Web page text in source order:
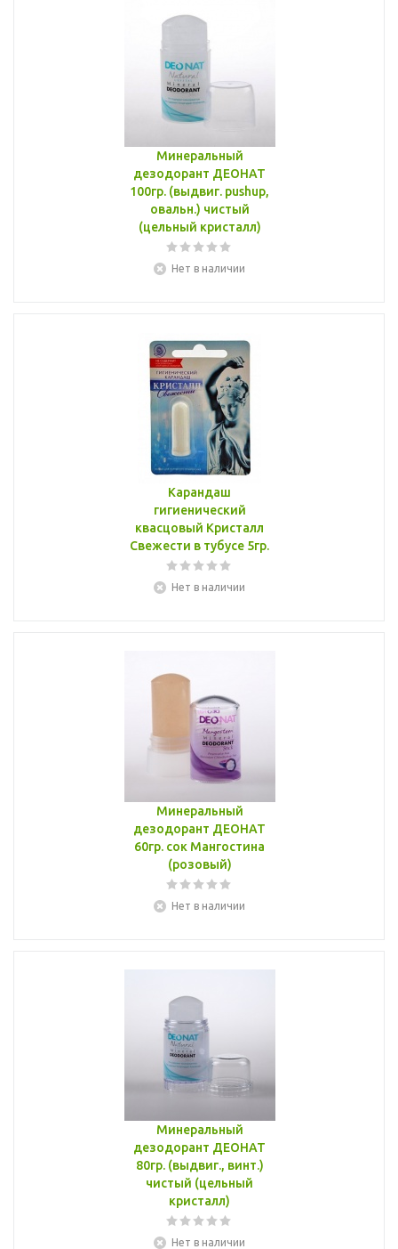
Минеральный
дезодорант ДЕОНАТ
100гр. (выдвиг. pushup,
овальн.) чистый
(цельный кристалл)
Нет в наличии
Карандаш
гигиенический
квасцовый Кристалл
Свежести в тубусе 5гр.
Нет в наличии
Минеральный
дезодорант ДЕОНАТ
60гр. сок Мангостина
(розовый)
Нет в наличии
Минеральный
дезодорант ДЕОНАТ
80гр. (выдвиг., винт.)
чистый (цельный
кристалл)
Нет в наличии